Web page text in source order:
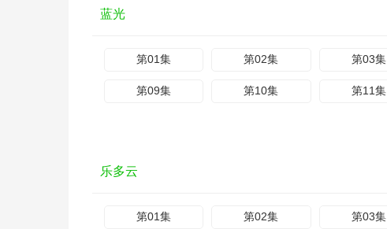
蓝光
第01集 第02集 第03集
第09集 第10集 第11集
乐多云
第01集 第02集 第03集